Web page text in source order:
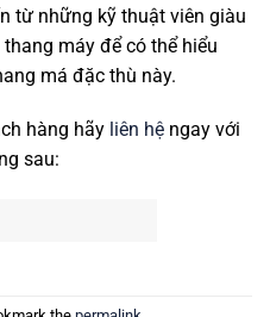
từ những kỹ thuật viên giàu
máy để có thể hiểu
má đặc thù này.
hàng hãy liên hệ ngay với
sau: